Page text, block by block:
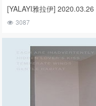
[YALAYI雅拉伊]
3087